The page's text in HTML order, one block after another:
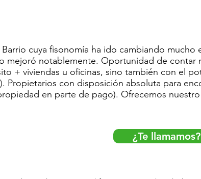
cuya fisonomía ha ido cambiando mucho
mejoró notablemente. Oportunidad de contar
+ viviendas u oficinas, sino también con el
Propietarios con disposición absoluta para
en parte de pago). Ofrecemos
¿Te llamamos?